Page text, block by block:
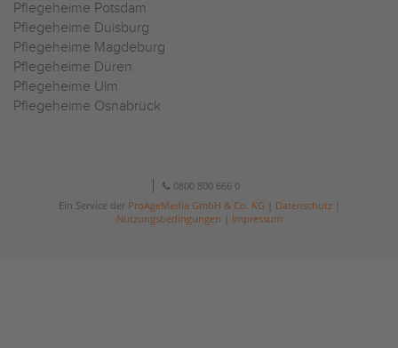
Pflegeheime Potsdam
Pflegeheime Duisburg
Pflegeheime Magdeburg
Pflegeheime Düren
Pflegeheime Ulm
Pflegeheime Osnabrück
0800 800 666 0
Ein Service der ProAgeMedia GmbH & Co. KG Datenschutz|
Nutzungsbedingungen
Impressum